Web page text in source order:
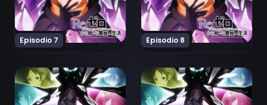
Episodio 7 Episodio 8
Ver Re:Zero kara Hajimeru Isekai Seikatsu 4th Season
Ver Re:Zero kara Hajimeru